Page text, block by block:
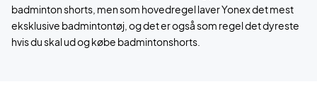
badminton shorts, men som hovedregel laver Yonex det mest
eksklusive badmintontøj, og det er også som regel det dyreste
hvis du skal ud og købe badmintonshorts.